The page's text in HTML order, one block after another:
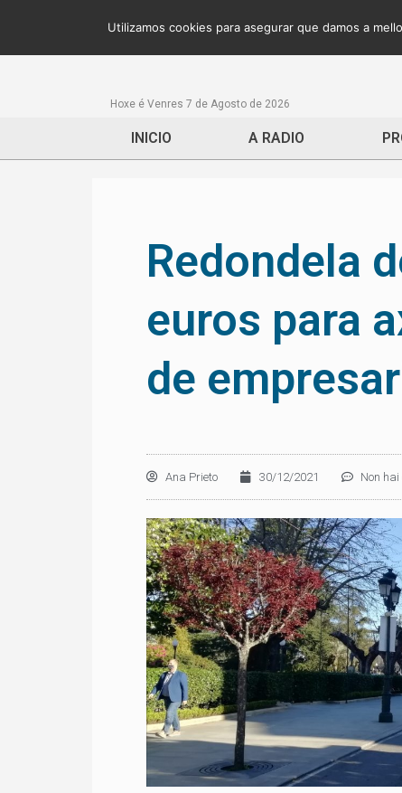
Hoxe é Venres 7 de Agosto de 2026
INICIO A RADIO
Redondela
euros para
de
Ana Prieto 30/12/2021 Non
Utilizamos cookies para asegurar que damos a